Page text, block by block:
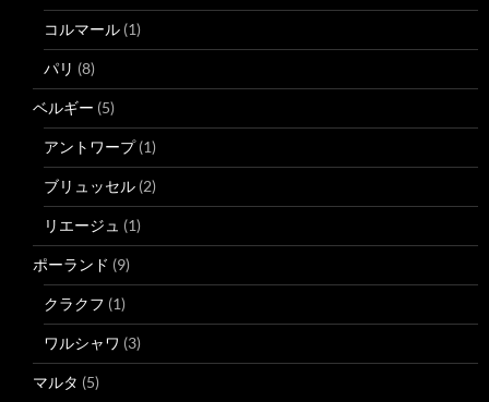
コルマール (1)
パリ (8)
ベルギー (5)
アントワープ(1)
ブリュッセル (2)
リエージュ (1)
ポーランド (9)
クラクフ (1)
ワルシャワ (3)
マルタ (5)